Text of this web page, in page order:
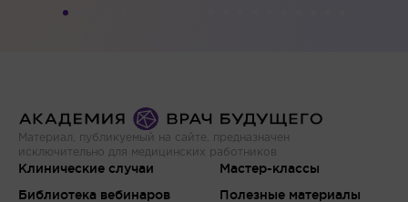
Материал, публикуемый на сайте, предназначен
исключительно для медицинских работников
Клинические случаи
Библиотека вебинаров
Мастер-классы
Полезные материалы